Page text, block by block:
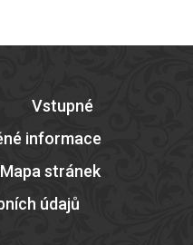
Vstupné
informace
Mapa stránek
údajů